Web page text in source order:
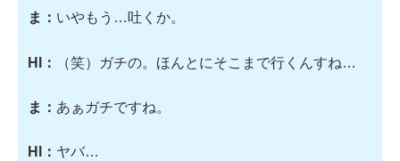
ま： いやもう…吐くか。
HI： （笑）ガチの。ほんとにそこまで行くんすね…
ま： あぁガチですね。
HI： ヤバ…